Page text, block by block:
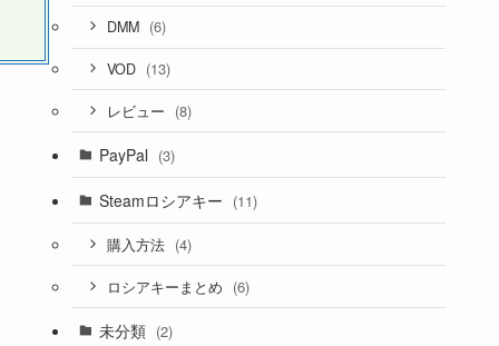
DMM (6)
VOD (13)
レビュー (8)
PayPal (3)
Steamロシアキー (11)
購入方法 (4)
ロシアキーまとめ (6)
未分類 (2)